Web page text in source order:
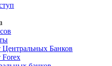
Банков
Forex